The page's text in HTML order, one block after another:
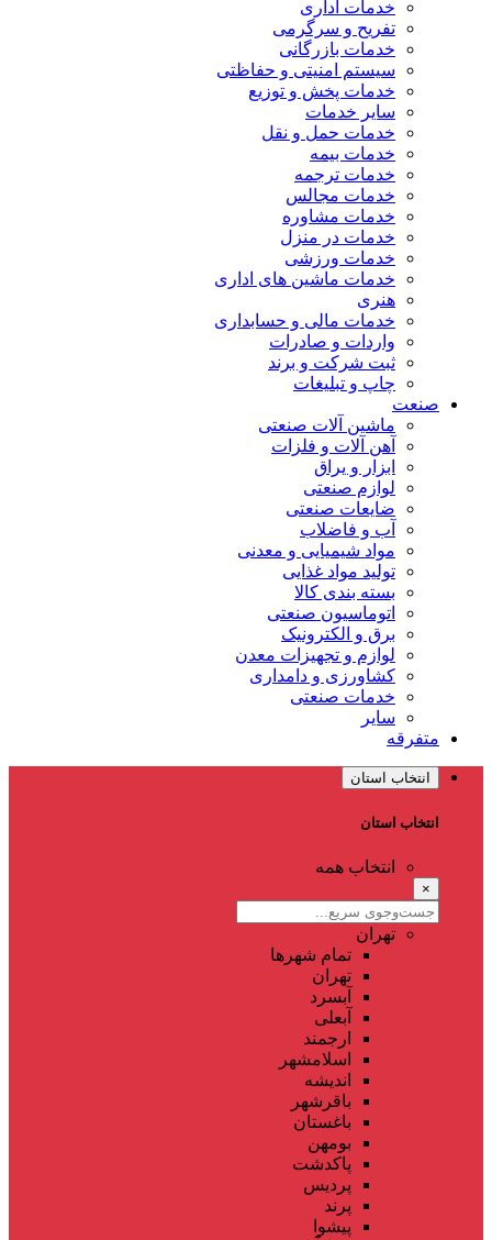
خدمات اداری
تفریح و سرگرمی
خدمات بازرگانی
سیستم امنیتی و حفاظتی
خدمات پخش و توزیع
سایر خدمات
خدمات حمل و نقل
خدمات بیمه
خدمات ترجمه
خدمات مجالس
خدمات مشاوره
خدمات در منزل
خدمات ورزشی
خدمات ماشین های اداری
هنری
خدمات مالی و حسابداری
واردات و صادرات
ثبت شرکت و برند
چاپ و تبلیغات
صنعت
ماشین آلات صنعتی
آهن آلات و فلزات
ابزار و یراق
لوازم صنعتی
ضایعات صنعتی
آب و فاضلاب
مواد شیمیایی و معدنی
تولید مواد غذایی
بسته بندی کالا
اتوماسیون صنعتی
برق و الکترونیک
لوازم و تجهیزات معدن
کشاورزی و دامداری
خدمات صنعتی
سایر
متفرقه
انتخاب استان
انتخاب استان
انتخاب همه
×
تهران
تمام شهر‌ها
تهران
آبسرد
آبعلی
ارجمند
اسلامشهر
اندیشه
باقرشهر
باغستان
بومهن
پاکدشت
پردیس
پرند
پیشوا